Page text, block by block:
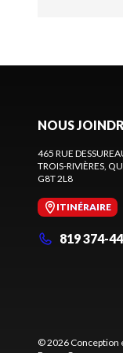
NOUS
465 RUE
TROIS-RIVIÈRES,
G8T 2L8
ITINÉRAIRE
819 374-
© 2026 Conception